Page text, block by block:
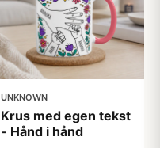
UNKNOWN
Krus med egen tekst
- Hånd i hånd